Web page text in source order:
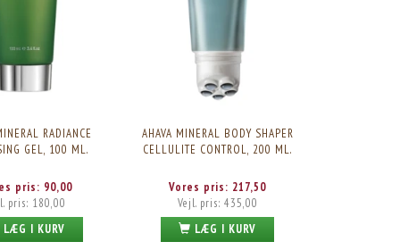
RADIANCE
GEL, 100 ML.
pris: 90,00
pris: 180,00
LÆG I KURV
AHAVA MINERAL BODY SHAPER
CELLULITE CONTROL, 200 ML.
Vores pris: 217,50
Vejl. pris: 435,00
LÆG I KURV